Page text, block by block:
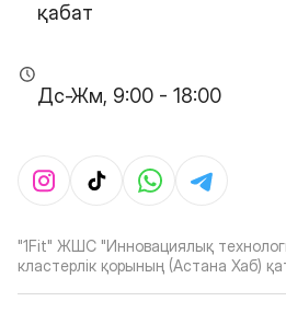
қабат
Дс-Жм, 9:00 - 18:00
"1Fit" ЖШС "Инновациялық
кластерлік қорының (Астана Хаб)